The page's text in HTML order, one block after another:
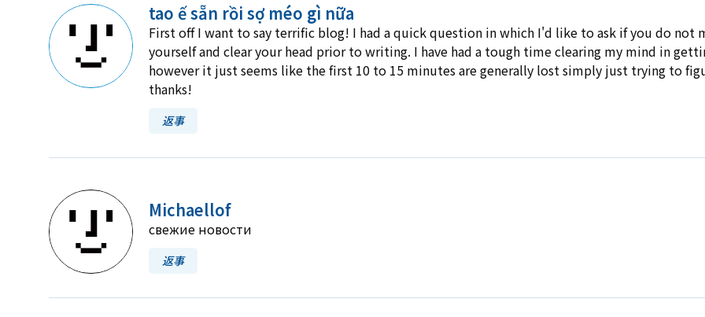
First off I want to say terrific blog! I had a quick question in which I'd like to ask if you do
yourself and clear your head prior to writing. I have had a tough time clearing my mind in
however it just seems like the first 10 to 15 minutes are generally lost simply just trying to
thanks!
tao ế sẵn rồi sợ méo gì nữa
返事
свежие новости
Michaellof
返事